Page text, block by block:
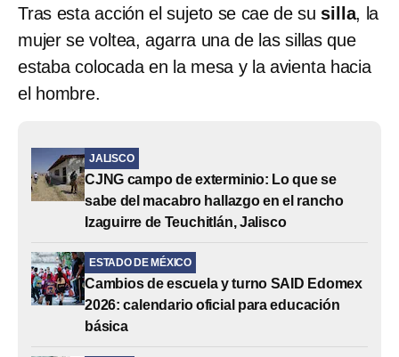
Tras esta acción el sujeto se cae de su silla, la
mujer se voltea, agarra una de las sillas que
estaba colocada en la mesa y la avienta hacia
el hombre.
JALISCO
CJNG campo de exterminio: Lo que se
sabe del macabro hallazgo en el rancho
Izaguirre de Teuchitlán, Jalisco
ESTADO DE MÉXICO
Cambios de escuela y turno SAID Edomex
2026: calendario oficial para educación
básica